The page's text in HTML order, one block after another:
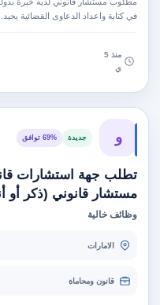
في كتابة واعداد الدعاوى القضائية يجيد…
منذ 5
ي
و جديدة 69% توافق
تطلب جهة استشارات
مستشار قانوني (ذكر أو
وظائف خالية
الامارات
قانون ومحاماة